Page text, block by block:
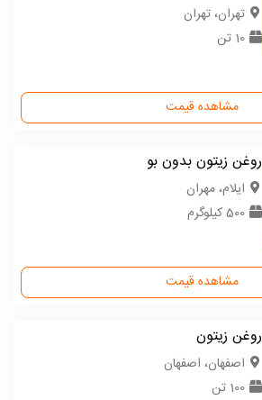
تهران، تهران
10 تن
مشاهده قیمت
روغن زیتون بدون بو
ایلام، مهران
500 کیلوگرم
مشاهده قیمت
روغن زیتون
اصفهان، اصفهان
100 تن